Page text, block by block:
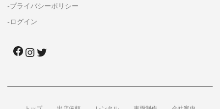
-プライバシーポリシー
-ログイン